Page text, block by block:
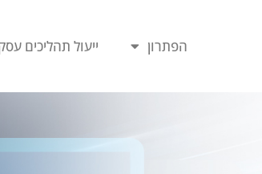
הפתרון ייעול תהליכים